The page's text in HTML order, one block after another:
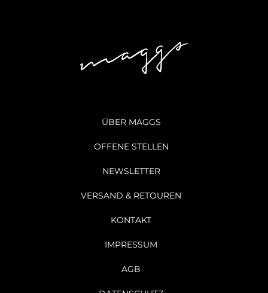
ÜBER MAGGS
OFFENE STELLEN
NEWSLETTER
VERSAND & RETOUREN
KONTAKT
IMPRESSUM
AGB